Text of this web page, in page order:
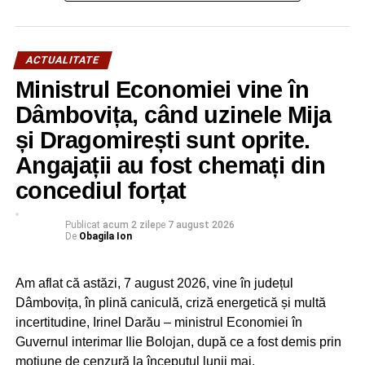
democraţi în membri ai PNL a rezervat un amplu spaţiu de
emisie postul de televiziune Antena 3, unde Corneliu
Ştefan – preşedintele PSD Dâmboviţa a avut un schimb
de replici deosebit de dur cu liderul PNL Dâmboviţa Virgil
Guran.
RECLAMA
Consilierul de bază al premierului Ludovic Orban a avut o
reacţie dură, aproape că nu l-am mai recunoscut pe
liderul liberal care, cu ceva vreme în urmă, poza într-un tip
deosebit de blajin, omenos şi corect, fără intenţii de
ACTUALITATE
Ministrul Economiei vine în
Dâmbovița, când uzinele Mija
și Dragomirești sunt oprite.
Angajații au fost chemați din
concediul forțat
Publicat acum 2 zilepe 7 august 2026
De Obagila Ion
Am aflat că astăzi, 7 august 2026, vine în județul
Dâmbovița, în plină caniculă, criză energetică și multă
incertitudine, Irinel Darău – ministrul Economiei în
Guvernul interimar Ilie Bolojan, după ce a fost demis prin
moțiune de cenzură la începutul lunii mai.